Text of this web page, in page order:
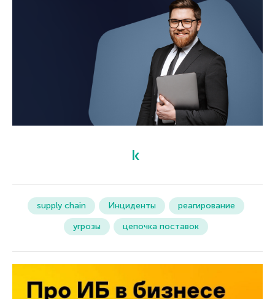
supply chain Инциденты
реагирование
угрозы
цепочка поставок